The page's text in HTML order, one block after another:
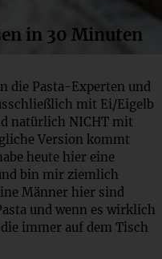
in 30 Minuten
die Pasta-Experten und
mit Ei/Eigelb
natürlich NICHT mit
Version kommt
heute hier eine
bin mir ziemlich
Männer hier sind
und wenn es wirklich
immer auf dem Tisch